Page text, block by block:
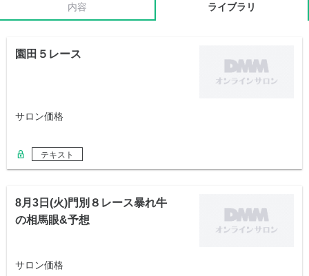
内容 ライブラリ
園田５レース
サロン価格
テキスト
8月3日(火)門別８レース暴れ牛
の相馬眼&予想
サロン価格